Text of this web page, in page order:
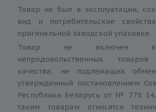
Товар не был в эксплуатации,
вид и потребительские
оригинальной заводской упаковке.
Товар не включен в
непродовольственных
качества, не подлежащих
утвержденный постановлением
Республики Беларусь от № 778
таким товарам относятся